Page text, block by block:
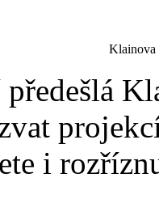
Klainova
předešlá
i